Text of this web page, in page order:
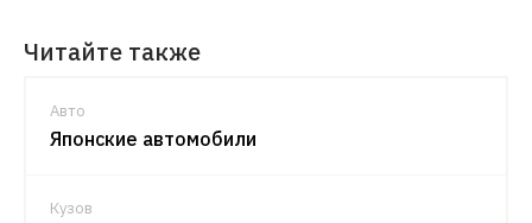
Читайте также
Авто
Японские автомобили
Кузов